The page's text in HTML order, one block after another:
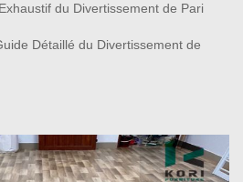
du Divertissement de Pari
Détaillé du Divertissement de